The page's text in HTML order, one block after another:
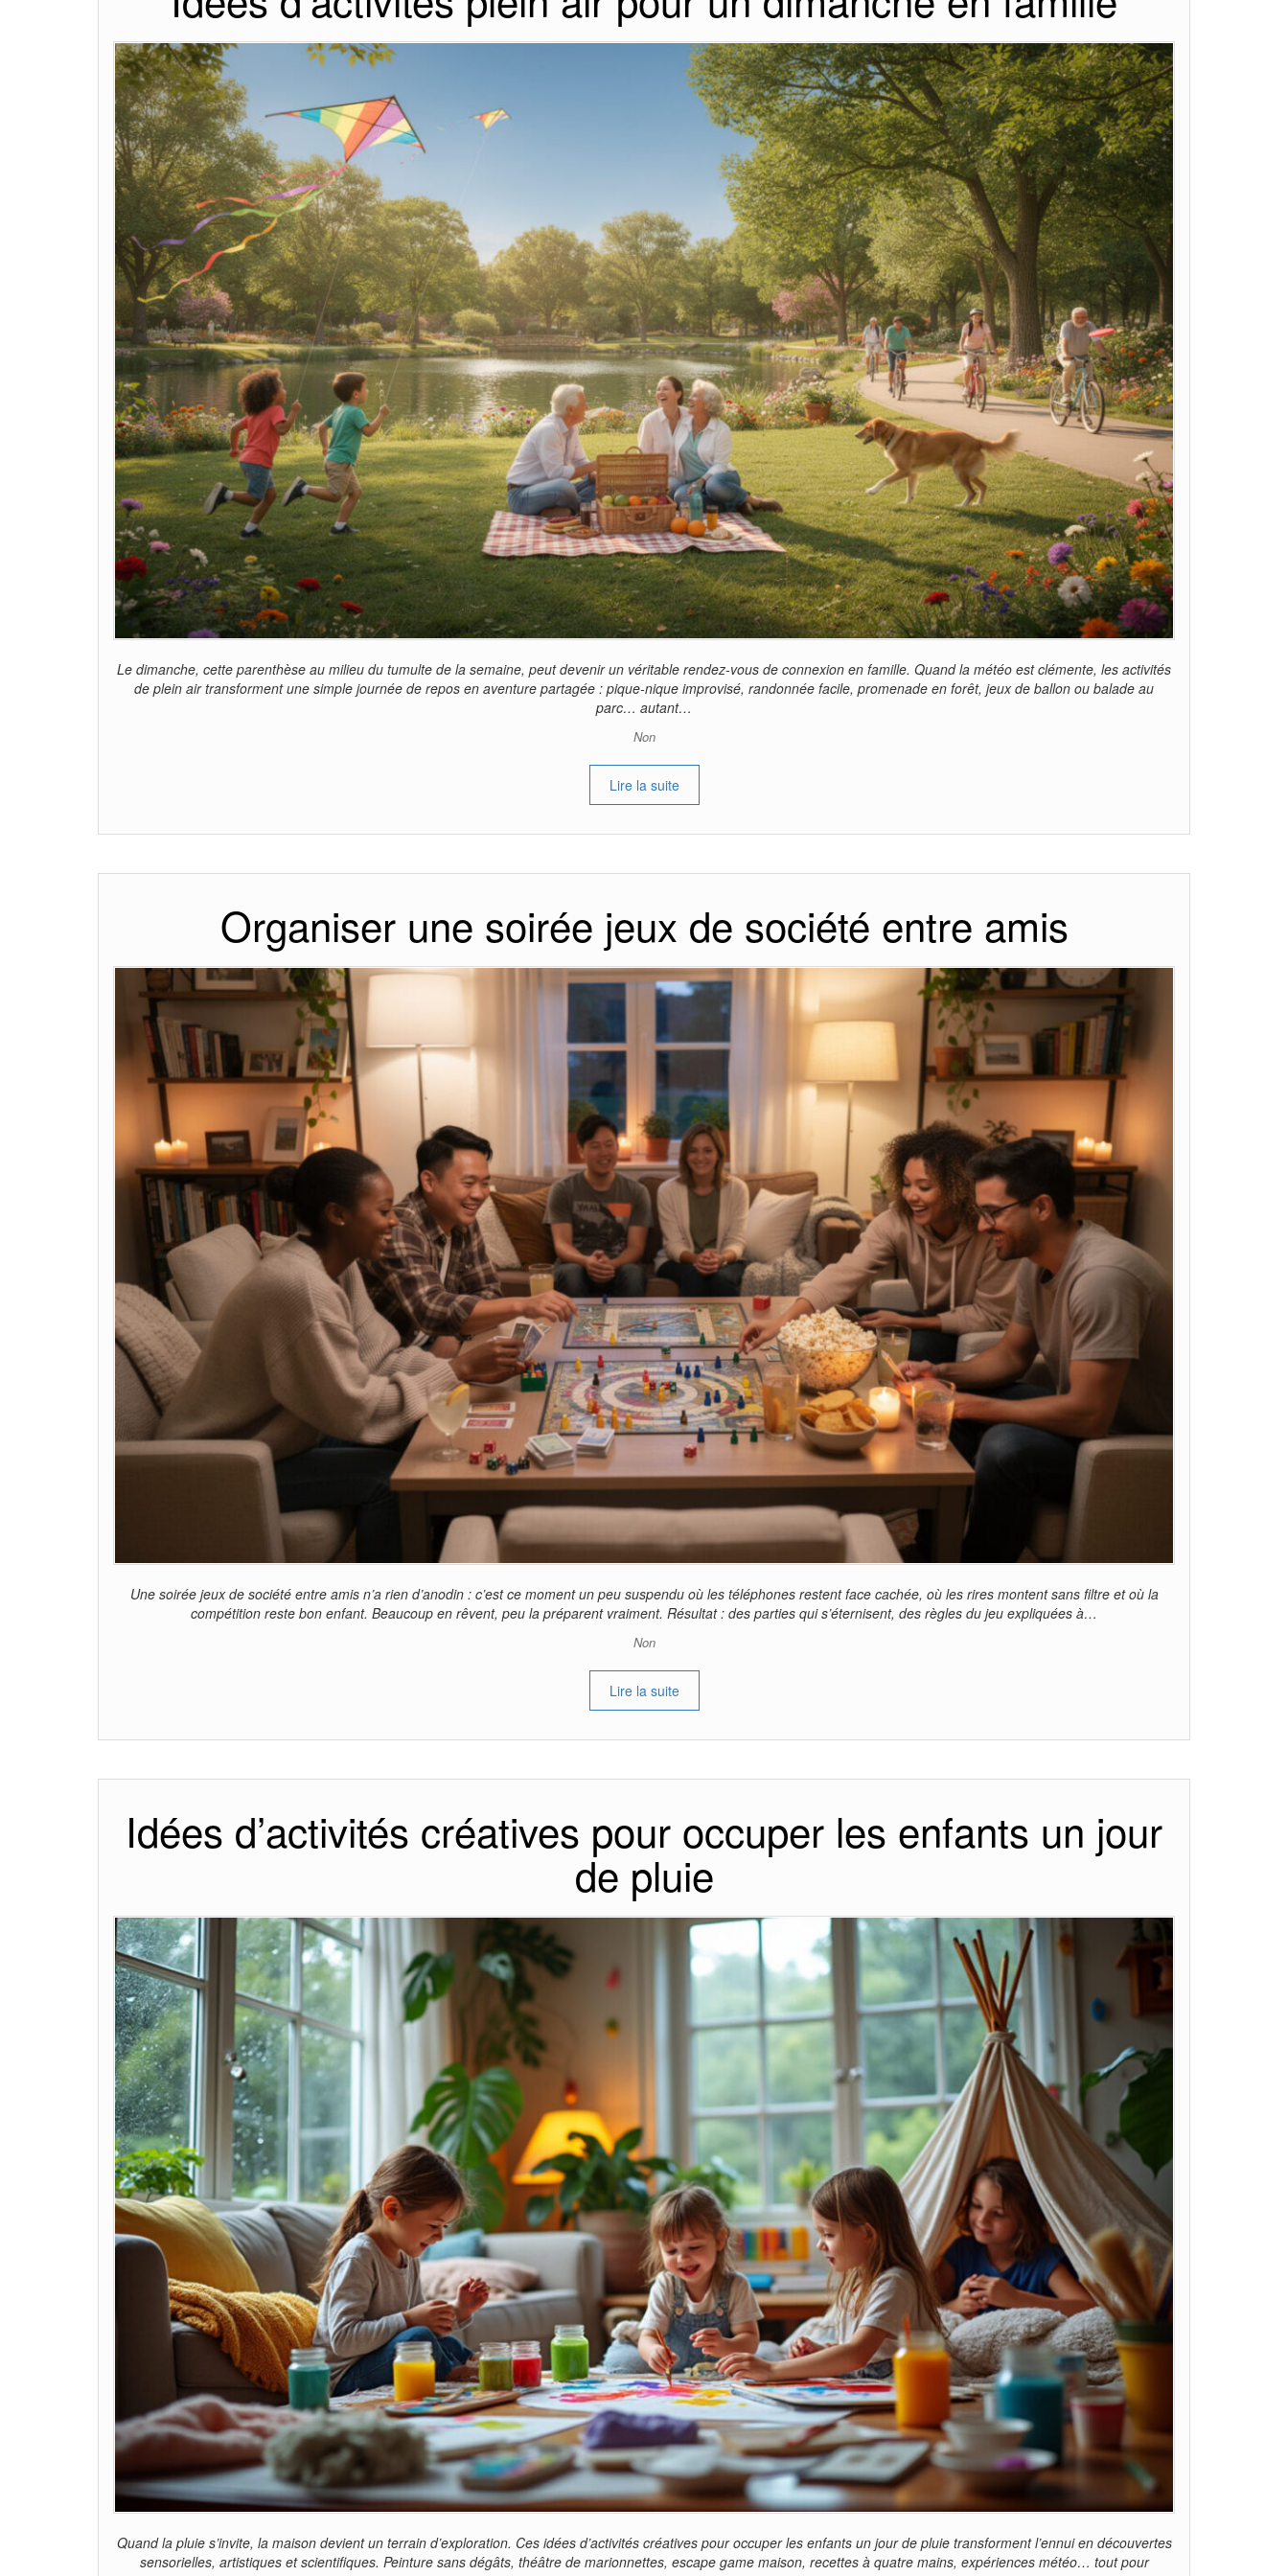
Le dimanche, cette parenthèse au milieu du tumulte de la semaine, peut devenir un véritable rendez-vous de connexion en famille. Quand la météo est clémente, les activités
de plein air transforment une simple journée de repos en aventure partagée : pique-nique improvisé, randonnée facile, promenade en forêt, jeux de ballon ou balade au
parc… autant…
Non
Lire la suite
Organiser une soirée jeux de société entre amis
Une soirée jeux de société entre amis n’a rien d’anodin : c’est ce moment un peu suspendu où les téléphones restent face cachée, où les rires montent sans filtre et où la
compétition reste bon enfant. Beaucoup en rêvent, peu la préparent vraiment. Résultat : des parties qui s’éternisent, des règles du jeu expliquées à…
Non
Lire la suite
Idées d’activités créatives pour occuper les enfants un jour
de pluie
Quand la pluie s’invite, la maison devient un terrain d’exploration. Ces idées d’activités créatives pour occuper les enfants un jour de pluie transforment l’ennui en découvertes
sensorielles, artistiques et scientifiques. Peinture sans dégâts, théâtre de marionnettes, escape game maison, recettes à quatre mains, expériences météo… tout pour